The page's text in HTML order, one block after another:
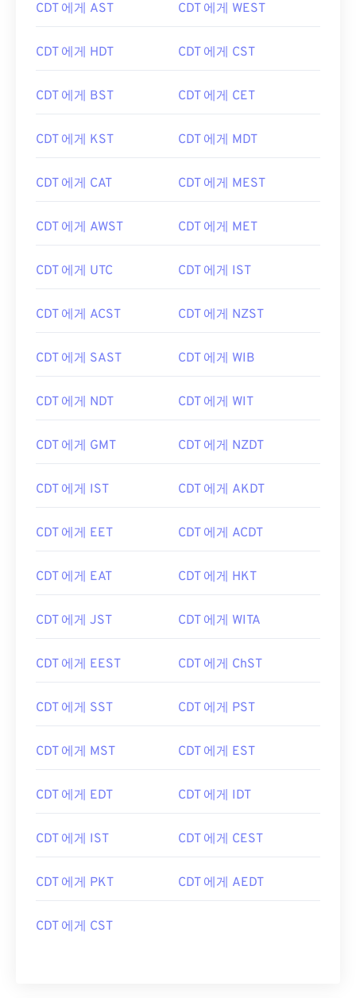
CDT 에게 AST CDT 에게 WEST
CDT 에게 HDT CDT 에게 CST
CDT 에게 BST CDT 에게 CET
CDT 에게 KST CDT 에게 MDT
CDT 에게 CAT CDT 에게 MEST
CDT 에게 AWST CDT 에게 MET
CDT 에게 UTC CDT 에게 IST
CDT 에게 ACST CDT 에게 NZST
CDT 에게 SAST CDT 에게 WIB
CDT 에게 NDT CDT 에게 WIT
CDT 에게 GMT CDT 에게 NZDT
CDT 에게 IST CDT 에게 AKDT
CDT 에게 EET CDT 에게 ACDT
CDT 에게 EAT CDT 에게 HKT
CDT 에게 JST CDT 에게 WITA
CDT 에게 EEST CDT 에게 ChST
CDT 에게 SST CDT 에게 PST
CDT 에게 MST CDT 에게 EST
CDT 에게 EDT CDT 에게 IDT
CDT 에게 IST CDT 에게 CEST
CDT 에게 PKT CDT 에게 AEDT
CDT 에게 CST